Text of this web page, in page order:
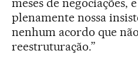
meses de negociações,
plenamente nossa
nenhum acordo que
reestruturação.”